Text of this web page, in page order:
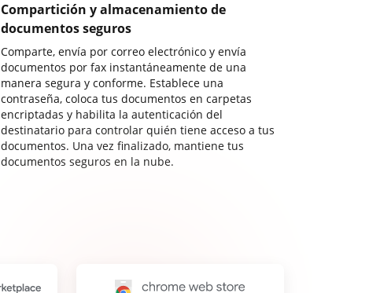
Compartición y almacenamiento de
documentos seguros
Comparte, envía por correo electrónico y envía
documentos por fax instantáneamente de una
manera segura y conforme. Establece una
contraseña, coloca tus documentos en carpetas
encriptadas y habilita la autenticación del
destinatario para controlar quién tiene acceso a tus
documentos. Una vez finalizado, mantiene tus
documentos seguros en la nube.